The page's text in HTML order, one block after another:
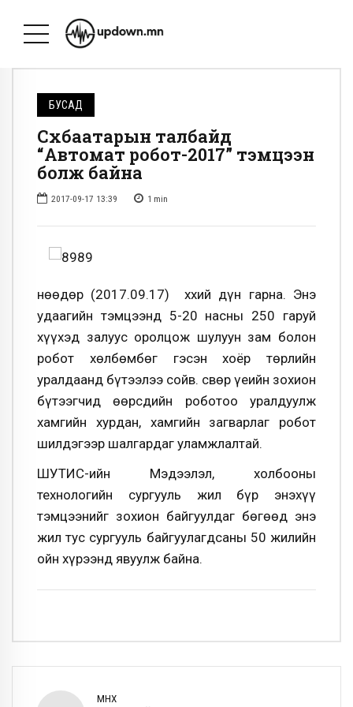
БУСАД
Сүхбаатарын талбайд
“Автомат робот-2017” тэмцээн
болж байна
2017-09-17 13:39 1 min
Өнөөдөр (2017.09.17) ххий дүн гарна. Энэ
удаагийн тэмцээнд 5-20 насны 250 гаруй
хүүхэд залуус оролцож шулуун зам болон
робот хөлбөмбөг гэсэн хоёр төрлийн
уралдаанд бүтээлээ сойв. Өсвөр үеийн зохион
бүтээгчид өөрсдийн роботоо уралдуулж
хамгийн хурдан, хамгийн загварлаг робот
шилдэгээр шалгардаг уламжлалтай.
ШУТИС-ийн Мэдээлэл, холбооны
технологийн сургууль жил бүр энэхүү
тэмцээнийг зохион байгуулдаг бөгөөд энэ
жил тус сургууль байгуулагдсаны 50 жилийн
ойн хүрээнд явуулж байна.
ӨМНӨХ